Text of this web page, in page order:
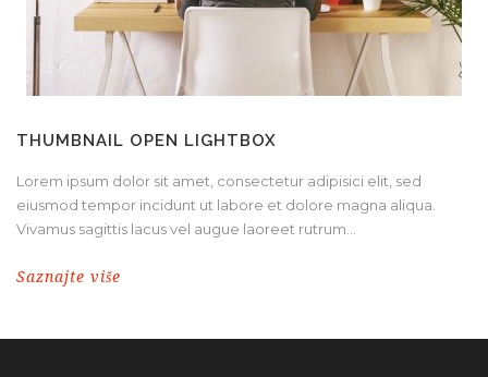
THUMBNAIL OPEN LIGHTBOX
Lorem ipsum dolor sit amet, consectetur adipisici elit, sed
eiusmod tempor incidunt ut labore et dolore magna aliqua.
Vivamus sagittis lacus vel augue laoreet rutrum...
Saznajte više